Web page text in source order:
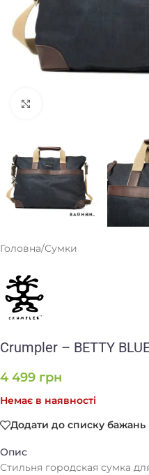
Головна/Сумки
Crumpler – BETTY
4 499 грн
Немає в наявності
Додати до списку бажань
Опис
Стильня городская сумка